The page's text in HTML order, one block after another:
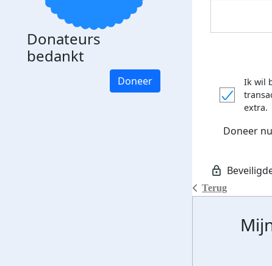
Donateurs
bedankt
Doneer
Terug
Ik wil
extra.
Doneer nu